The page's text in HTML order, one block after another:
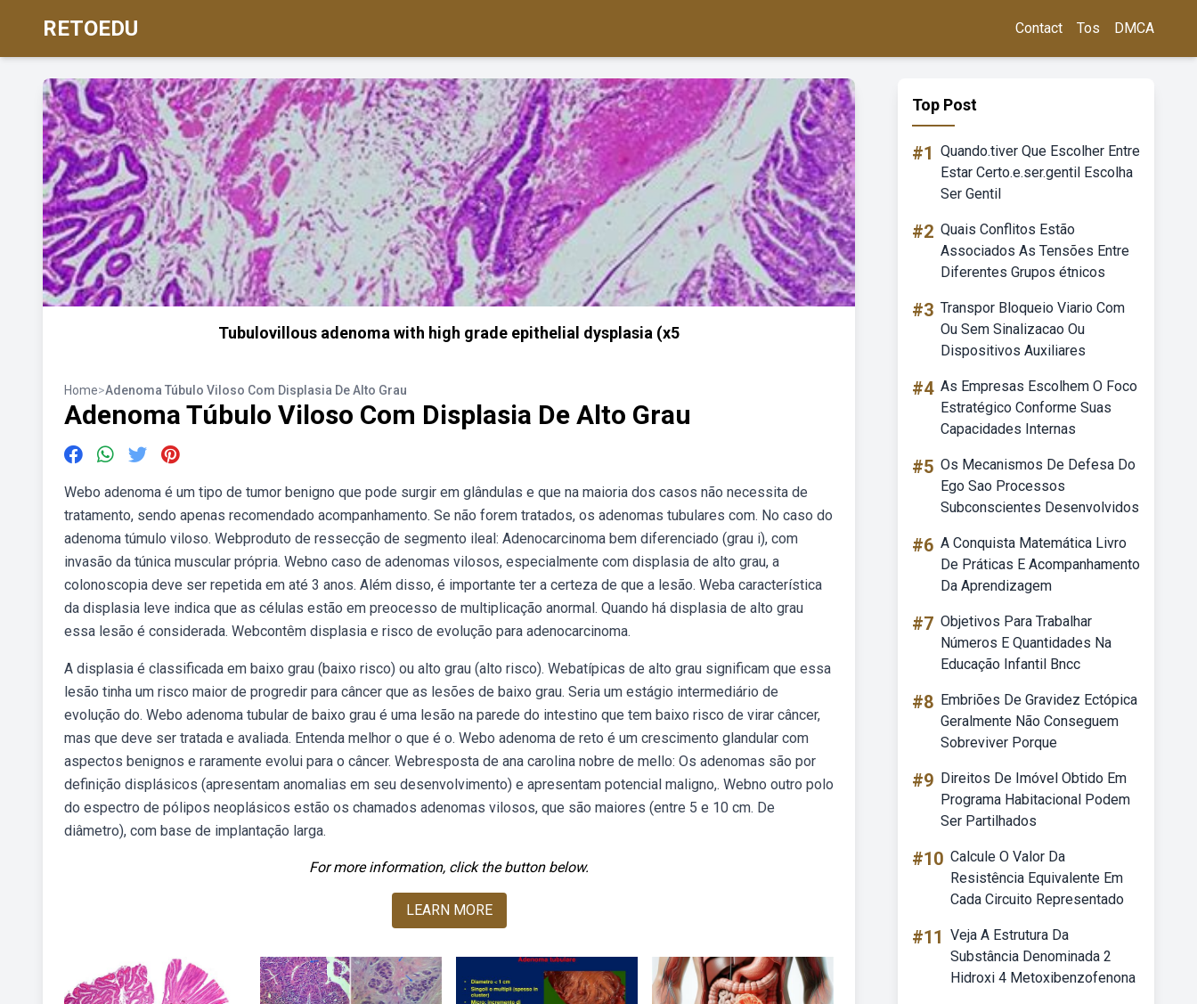
RETOEDU Contact Tos DMCA
Tubulovillous adenoma with high grade epithelial dysplasia (x5
Home>Adenoma Túbulo Viloso Com Displasia De Alto Grau
Adenoma Túbulo Viloso Com Displasia De Alto Grau
Webo adenoma é um tipo de tumor benigno que pode surgir em glândulas e que na maioria dos casos não necessita de
tratamento, sendo apenas recomendado acompanhamento. Se não forem tratados, os adenomas tubulares com. No caso do
adenoma túmulo viloso. Webproduto de ressecção de segmento ileal: Adenocarcinoma bem diferenciado (grau i), com
invasão da túnica muscular própria. Webno caso de adenomas vilosos, especialmente com displasia de alto grau, a
colonoscopia deve ser repetida em até 3 anos. Além disso, é importante ter a certeza de que a lesão. Weba característica
da displasia leve indica que as células estão em preocesso de multiplicação anormal. Quando há displasia de alto grau
essa lesão é considerada. Webcontêm displasia e risco de evolução para adenocarcinoma.
A displasia é classificada em baixo grau (baixo risco) ou alto grau (alto risco). Webatípicas de alto grau significam que essa
lesão tinha um risco maior de progredir para câncer que as lesões de baixo grau. Seria um estágio intermediário de
evolução do. Webo adenoma tubular de baixo grau é uma lesão na parede do intestino que tem baixo risco de virar câncer,
mas que deve ser tratada e avaliada. Entenda melhor o que é o. Webo adenoma de reto é um crescimento glandular com
aspectos benignos e raramente evolui para o câncer. Webresposta de ana carolina nobre de mello: Os adenomas são por
definição displásicos (apresentam anomalias em seu desenvolvimento) e apresentam potencial maligno,. Webno outro polo
do espectro de pólipos neoplásicos estão os chamados adenomas vilosos, que são maiores (entre 5 e 10 cm. De
diâmetro), com base de implantação larga.
For more information, click the button below.
LEARN MORE
Top Post
#1 Quando.tiver Que Escolher Entre
Estar Certo.e.ser.gentil Escolha
Ser Gentil
#2 Quais Conflitos Estão
Associados As Tensões Entre
Diferentes Grupos étnicos
#3 Transpor Bloqueio Viario Com
Ou Sem Sinalizacao Ou
Dispositivos Auxiliares
#4 As Empresas Escolhem O Foco
Estratégico Conforme Suas
Capacidades Internas
#5 Os Mecanismos De Defesa Do
Ego Sao Processos
Subconscientes Desenvolvidos
#6 A Conquista Matemática Livro
De Práticas E Acompanhamento
Da Aprendizagem
#7 Objetivos Para Trabalhar
Números E Quantidades Na
Educação Infantil Bncc
#8 Embriões De Gravidez Ectópica
Geralmente Não Conseguem
Sobreviver Porque
#9 Direitos De Imóvel Obtido Em
Programa Habitacional Podem
Ser Partilhados
#10 Calcule O Valor Da
Resistência Equivalente Em
Cada Circuito Representado
#11 Veja A Estrutura Da
Substância Denominada 2
Hidroxi 4 Metoxibenzofenona